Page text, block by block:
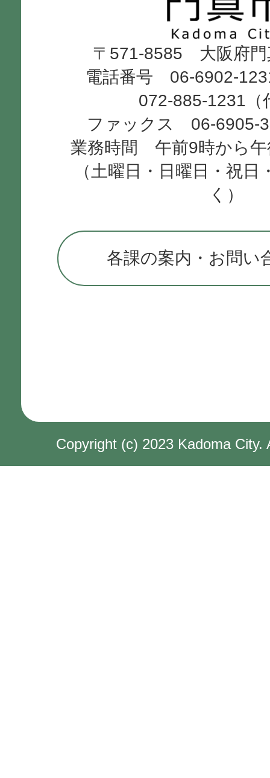
Kadoma
City
〒571-8585 大阪府門
電話番号 06-6902-
072-885-1231（
ファックス 06-6905-
業務時間 午前9時から午
（土曜日・日曜日・祝日
く）
各課の案内・お問い
Copyright (c) 2023 Kadoma City.